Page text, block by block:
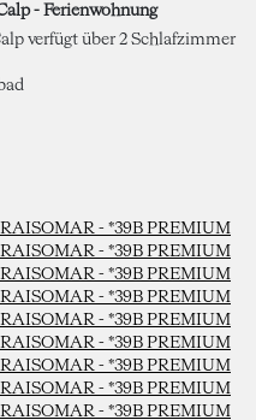
- Ferienwohnung
verfügt über 2 Schlafzimmer